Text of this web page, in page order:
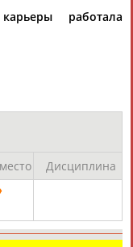
Герман
АБДУЛБЕКОВ
работала
Дисциплина